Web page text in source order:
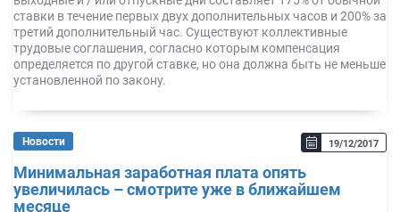
ставки в течение первых двух дополнительных часов и 200% за
третий дополнительный час. Существуют коллективные
трудовые соглашения, согласно которым компенсация
определяется по другой ставке, но она должна быть не меньше
установленной по закону.
19/12/2017
Новости
Минимальная заработная плата опять
увеличилась – смотрите уже в ближайшем
месяце